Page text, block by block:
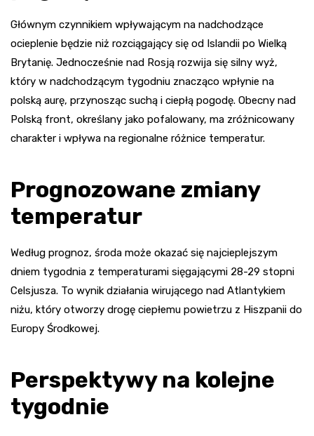
Głównym czynnikiem wpływającym na nadchodzące
ocieplenie będzie niż rozciągający się od Islandii po Wielką
Brytanię. Jednocześnie nad Rosją rozwija się silny wyż,
który w nadchodzącym tygodniu znacząco wpłynie na
polską aurę, przynosząc suchą i ciepłą pogodę. Obecny nad
Polską front, określany jako pofalowany, ma zróżnicowany
charakter i wpływa na regionalne różnice temperatur.
Prognozowane zmiany
temperatur
Według prognoz, środa może okazać się najcieplejszym
dniem tygodnia z temperaturami sięgającymi 28-29 stopni
Celsjusza. To wynik działania wirującego nad Atlantykiem
niżu, który otworzy drogę ciepłemu powietrzu z Hiszpanii do
Europy Środkowej.
Perspektywy na kolejne
tygodnie